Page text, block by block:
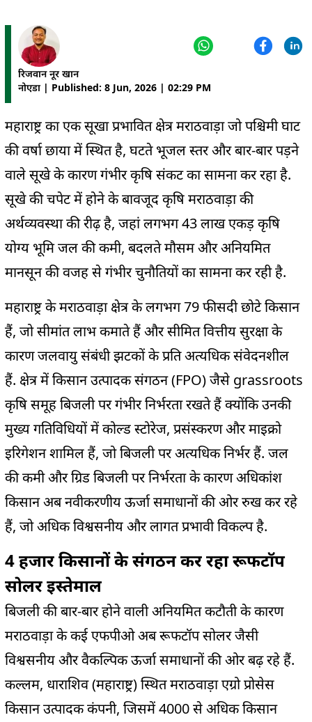
रिजवान नूर खान
नोएडा | Published: 8 Jun, 2026 | 02:29 PM
महाराष्ट्र का एक सूखा प्रभावित क्षेत्र मराठवाड़ा जो पश्चिमी घाट
की वर्षा छाया में स्थित है, घटते भूजल स्तर और बार-बार पड़ने
वाले सूखे के कारण गंभीर कृषि संकट का सामना कर रहा है.
सूखे की चपेट में होने के बावजूद कृषि मराठवाड़ा की
अर्थव्यवस्था की रीढ़ है, जहां लगभग 43 लाख एकड़ कृषि
योग्य भूमि जल की कमी, बदलते मौसम और अनियमित
मानसून की वजह से गंभीर चुनौतियों का सामना कर रही है.
महाराष्ट्र के मराठवाड़ा क्षेत्र के लगभग 79 फीसदी छोटे किसान
हैं, जो सीमांत लाभ कमाते हैं और सीमित वित्तीय सुरक्षा के
कारण जलवायु संबंधी झटकों के प्रति अत्यधिक संवेदनशील
हैं. क्षेत्र में किसान उत्पादक संगठन (FPO) जैसे grassroots
कृषि समूह बिजली पर गंभीर निर्भरता रखते हैं क्योंकि उनकी
मुख्य गतिविधियों में कोल्ड स्टोरेज, प्रसंस्करण और माइक्रो
इरिगेशन शामिल हैं, जो बिजली पर अत्यधिक निर्भर हैं. जल
की कमी और ग्रिड बिजली पर निर्भरता के कारण अधिकांश
किसान अब नवीकरणीय ऊर्जा समाधानों की ओर रुख कर रहे
हैं, जो अधिक विश्वसनीय और लागत प्रभावी विकल्प है.
4 हजार किसानों के संगठन कर रहा रूफटॉप
सोलर इस्तेमाल
बिजली की बार-बार होने वाली अनियमित कटौती के कारण
मराठवाड़ा के कई एफपीओ अब रूफटॉप सोलर जैसी
विश्वसनीय और वैकल्पिक ऊर्जा समाधानों की ओर बढ़ रहे हैं.
कल्लम, धाराशिव (महाराष्ट्र) स्थित मराठवाड़ा एग्रो प्रोसेस
किसान उत्पादक कंपनी, जिसमें 4000 से अधिक किसान